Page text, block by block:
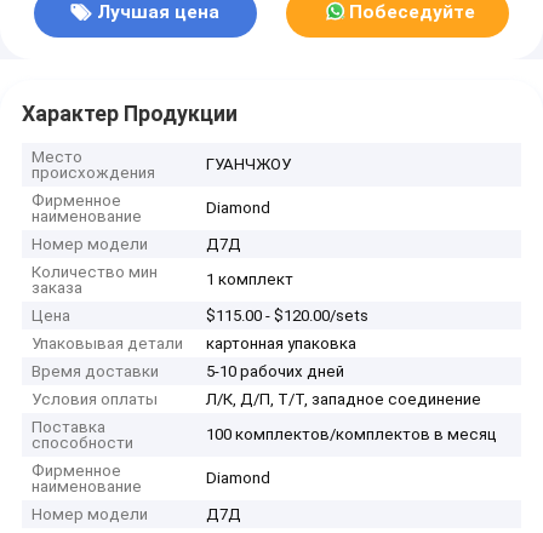
Лучшая цена Побеседуйте
Характер Продукции
Место
происхождения
ГУАНЧЖОУ
Фирменное
наименование
Diamond
Номер модели
Д7Д
Количество мин
заказа
1 комплект
Цена
$115.00 - $120.00/sets
Упаковывая детали
картонная упаковка
Время доставки
5-10 рабочих дней
Условия оплаты
Л/К, Д/П, Т/Т, западное соединение
Поставка
способности
100 комплектов/комплектов в месяц
Фирменное
наименование
Diamond
Номер модели
Д7Д